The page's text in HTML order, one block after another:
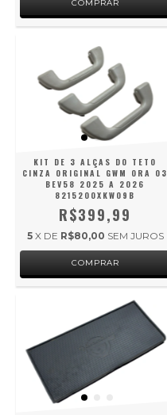
KIT DE 3 ALÇAS DO TETO
CINZA ORIGINAL GWM ORA 03
BEV58 2025 A 2026
8215200XKW09B
R$399,99
5 X DE R$80,00 SEM JUROS